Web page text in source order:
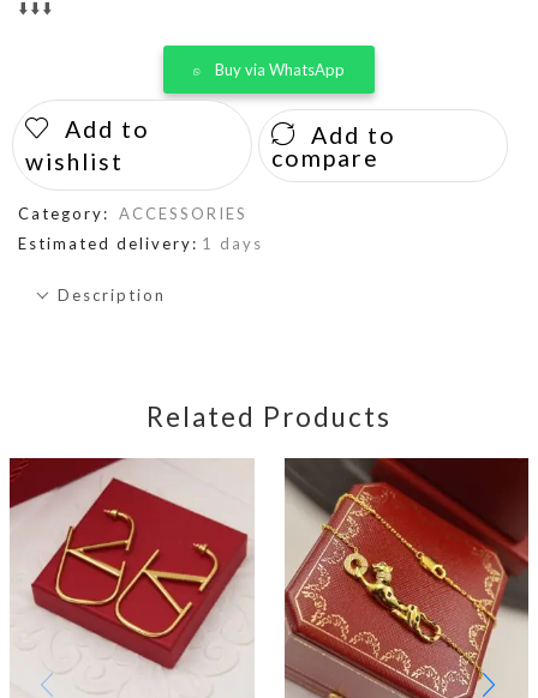
⬇️⬇️⬇️
Buy via WhatsApp
Add to
wishlist
Add to
compare
Category:
ACCESSORIES
Estimated delivery: 1 days
Description
Related Products